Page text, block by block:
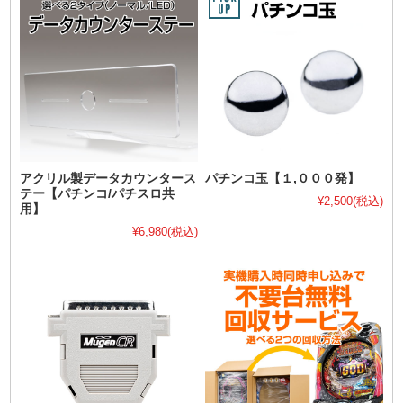
アクリル製データカウンタース
テー【パチンコ/パチスロ共
用】
¥6,980(税込)
パチンコ玉【１,０００発】
¥2,500(税込)